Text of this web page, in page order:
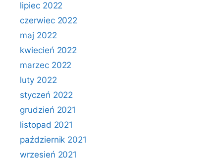
lipiec 2022
czerwiec 2022
maj 2022
kwiecień 2022
marzec 2022
luty 2022
styczeń 2022
grudzień 2021
listopad 2021
październik 2021
wrzesień 2021